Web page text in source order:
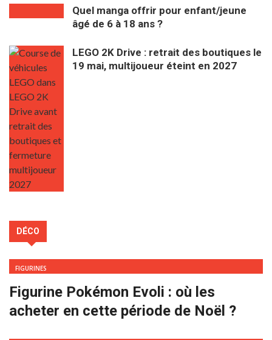
Quel manga offrir pour enfant/jeune
âgé de 6 à 18 ans ?
LEGO 2K Drive : retrait des boutiques le
19 mai, multijoueur éteint en 2027
DÉCO
FIGURINES
Figurine Pokémon Evoli : où les
acheter en cette période de Noël ?